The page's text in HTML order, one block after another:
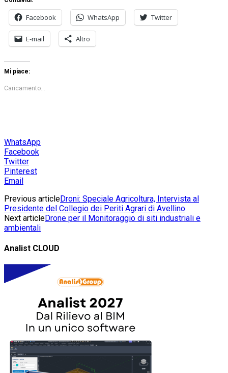
Facebook WhatsApp Twitter
E-mail Altro
Mi piace:
Caricamento...
WhatsApp
Facebook
Twitter
Pinterest
Email
Previous articleDroni: Speciale Agricoltura, Intervista al
Presidente del Collegio dei Periti Agrari di Avellino
Next articleDrone per il Monitoraggio di siti industriali e
ambientali
Analist CLOUD